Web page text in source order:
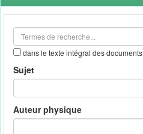
outils
dans le texte intégral des documents
Sujet
Auteur physique